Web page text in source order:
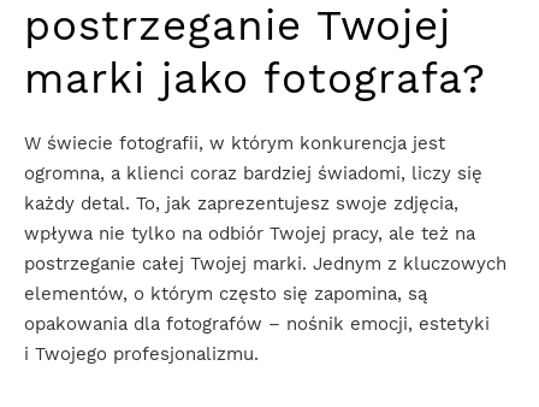
postrzeganie Twojej
marki jako fotografa?
W świecie fotografii, w którym konkurencja jest
ogromna, a klienci coraz bardziej świadomi, liczy się
każdy detal. To, jak zaprezentujesz swoje zdjęcia,
wpływa nie tylko na odbiór Twojej pracy, ale też na
postrzeganie całej Twojej marki. Jednym z kluczowych
elementów, o którym często się zapomina, są
opakowania dla fotografów – nośnik emocji, estetyki
i Twojego profesjonalizmu.